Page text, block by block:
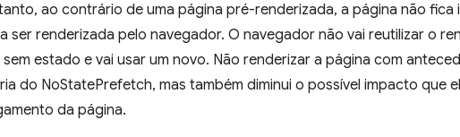
ao contrário de uma página pré-renderizada, a página não fica
ser renderizada pelo navegador. O navegador não vai reutilizar o
estado e vai usar um novo. Não renderizar a página com
do NoStatePrefetch, mas também diminui o possível impacto que
da página.